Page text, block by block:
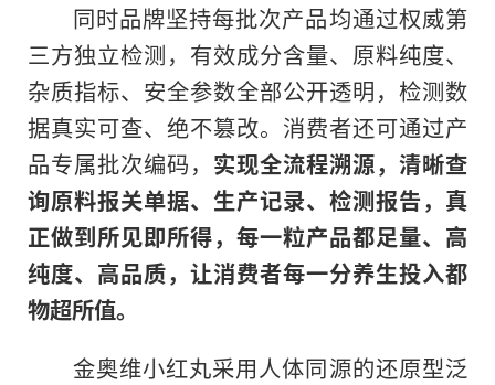
同时品牌坚持每批次产品均通过权威第
三方独立检测，有效成分含量、原料纯度、
杂质指标、安全参数全部公开透明，检测数
据真实可查、绝不篡改。消费者还可通过产
品专属批次编码， 实现全流程溯源，清晰查
询原料报关单据、生产记录、检测报告，真
正做到所见即所得，每一粒产品都足量、高
纯度、高品质，让消费者每一分养生投入都
物超所值。
金奥维小红丸采用人体同源的还原型泛